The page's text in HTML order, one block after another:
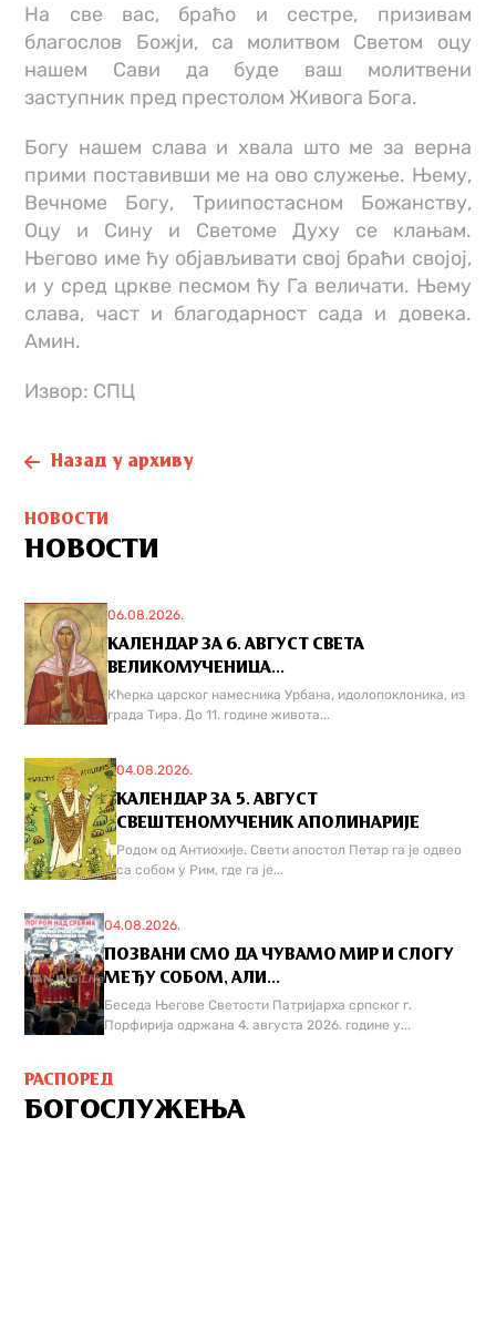
На све вас, браћо и сестре, призивам
благослов Божји, са молитвом Светом оцу
нашем Сави да буде ваш молитвени
заступник пред престолом Живога Бога.
Богу нашем слава и хвала што ме за верна
прими поставивши ме на ово служење. Њему,
Вечноме Богу, Триипостасном Божанству,
Оцу и Сину и Светоме Духу се клањам.
Његово име ћу објављивати свој браћи својој,
и у сред цркве песмом ћу Га величати. Њему
слава, част и благодарност сада и довека.
Амин.
Извор: СПЦ
Назад у архиву
НОВОСТИ
НОВОСТИ
06.08.2026.
КАЛЕНДАР ЗА 6. АВГУСТ СВЕТА
ВЕЛИКОМУЧЕНИЦА...
Кћерка царског намесника Урбана, идолопоклоника, из
града Тира. До 11. године живота...
04.08.2026.
КАЛЕНДАР ЗА 5. АВГУСТ
СВЕШТЕНОМУЧЕНИК АПОЛИНАРИЈЕ
Родом од Антиохије. Свети апостол Петар га је одвео
са собом у Рим, где га је...
04.08.2026.
ПОЗВАНИ СМО ДА ЧУВАМО МИР И СЛОГУ
МЕЂУ СОБОМ, АЛИ...
Беседа Његове Светости Патријарха српског г.
Порфирија одржана 4. августа 2026. године у...
РАСПОРЕД
БОГОСЛУЖЕЊА